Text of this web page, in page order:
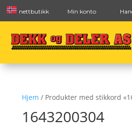
nettbutikk Min konto
Hjem / Produkter med stikkord
1643200304